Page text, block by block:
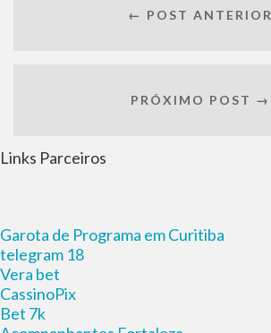
← POST ANTERIOR
PRÓXIMO POST →
Links Parceiros
Garota de Programa em Curitiba
telegram 18
Vera bet
CassinoPix
Bet 7k